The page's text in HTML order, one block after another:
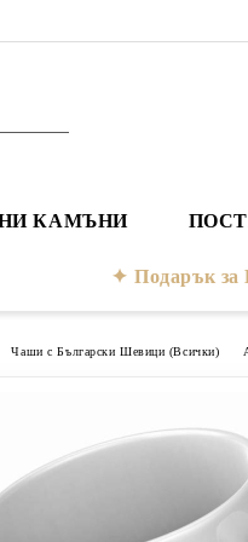
КАМЪНИ
Подарък
Чаши с Български Шевици (Всички)